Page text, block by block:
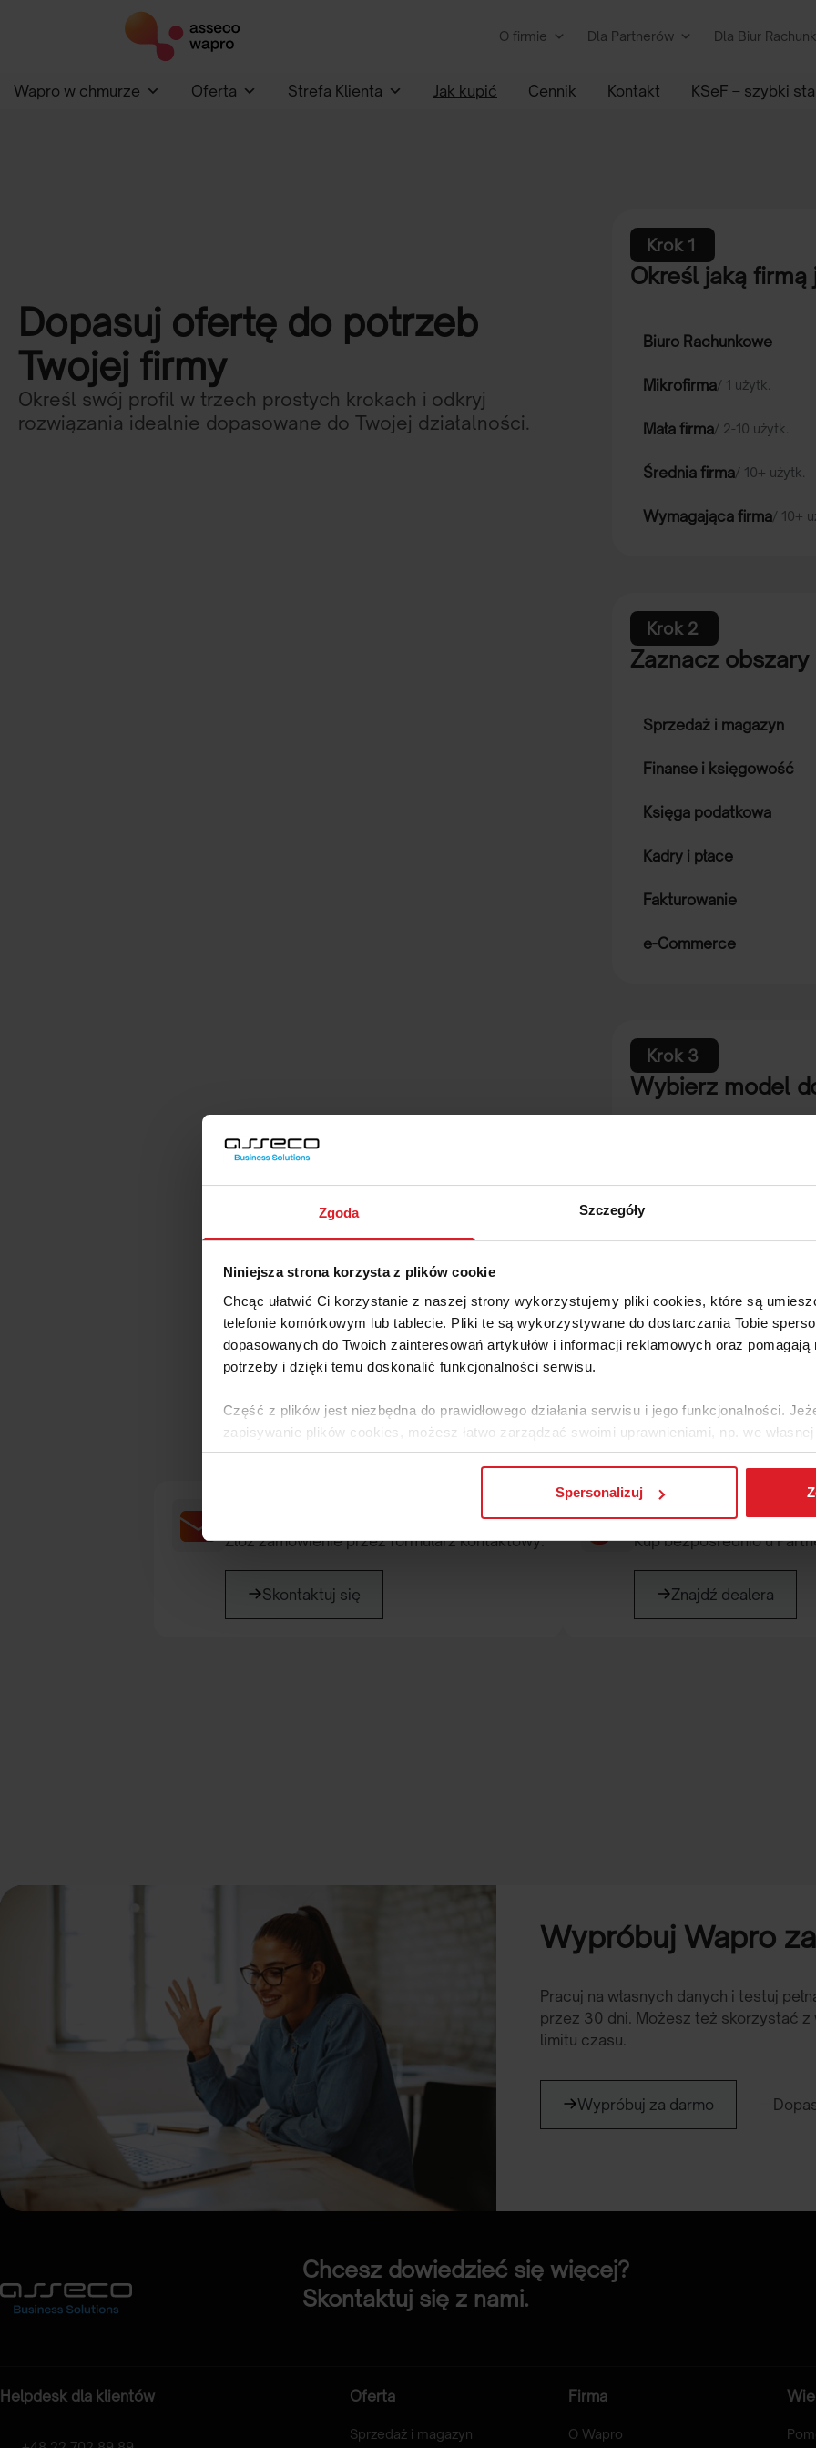
Zgoda Szczegóły
Niniejsza strona korzysta z plików cookie
Chcąc ułatwić Ci korzystanie z naszej strony wykorzystujemy pliki cookies, które są
telefonie komórkowym lub tablecie. Pliki te są wykorzystywane do dostarczania Tobie
dopasowanych do Twoich zainteresowań artykułów i informacji reklamowych oraz
potrzeby i dzięki temu doskonalić funkcjonalności serwisu.
Część z plików jest niezbędna do prawidłowego działania serwisu i jego funkcjonalności.
zapisywanie plików cookies, możesz łatwo zarządzać swoimi uprawnieniami, np. we
lub po wybraniu opcji Zarządzaj cookies. Szczegółowe informacje na ten temat znajdziesz
Dowiedz się więcej o tym, jak Google przetwarza dane osobowehttps://
Spersonalizuj
O firmie Dla Partnerów Dla Biur
Wapro w chmurze Oferta Strefa Klienta Jak kupić Cennik Kontakt KSeF – szybki
Dopasuj ofertę do potrzeb
Twojej firmy
Określ swój profil w trzech prostych krokach i odkryj
rozwiązania idealnie dopasowane do Twojej działalności.
Krok 1
Określ jaką firmą
Biuro Rachunkowe
Mikrofirma/ 1 użytk.
Mała firma/ 2-10 użytk.
Średnia firma/ 10+ użytk.
Wymagająca firma/ 10+
Krok 2
Zaznacz obszary
Sprzedaż i magazyn
Finanse i księgowość
Księga podatkowa
Kadry i płace
Fakturowanie
e-Commerce
Krok 3
Wybierz model
Lokalnie – On-premise
Masz pytania? Zgłoś się do nas lub
Złóż zamówienie przez formularz kontaktowy.
Skontaktuj się
Zamów u Partnera
Kup bezpośrednio u
Znajdź dealera
Wypróbuj Wapro
Pracuj na własnych danych i testuj
przez 30 dni. Możesz też skorzystać z
limitu czasu.
Wypróbuj za darmo
Chcesz dowiedzieć się więcej?
Skontaktuj się z nami.
Helpdesk dla klientów Oferta
Sprzedaż i magazyn
Firma
O Wapro